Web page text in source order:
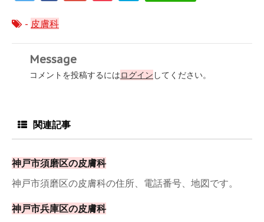
- 皮膚科
Message
コメントを投稿するにはログイン してください。
関連記事
神戸市須磨区の皮膚科
神戸市須磨区の皮膚科の住所、電話番号、地図です。
神戸市兵庫区の皮膚科